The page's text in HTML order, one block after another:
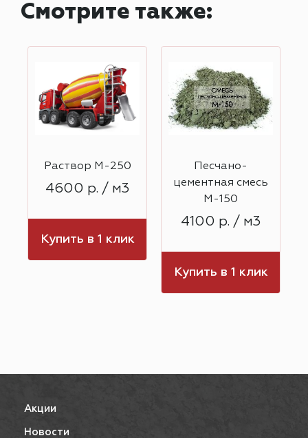
Смотрите также:
Раствор М-250
4600 р. / м3
Купить в 1 клик
Песчано-
цементная смесь
М-150
4100 р. / м3
Купить в 1 клик
Акции
Новости